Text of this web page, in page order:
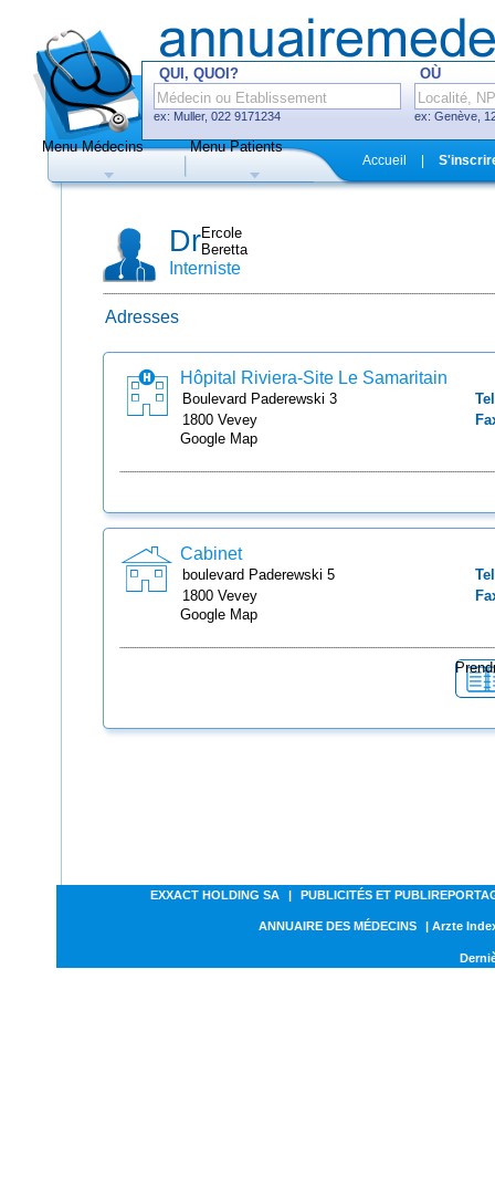
QUI, QUOI?
ex: Muller, 022 9171234
OÙ
ex: Genève,
Hôpitaux, cliniques
de prise de rendez-vous en ligne
Menu Médecins Menu Patients
Accueil
DrErcole
Beretta
Interniste
Adresses
Hôpital Riviera-Site Le Samaritain
Boulevard Paderewski 3
1800 Vevey
Google Map
Cabinet
boulevard Paderewski 5
1800 Vevey
Google Map
EXXACT HOLDING SA | PUBLICITÉS ET
ANNUAIRE DES MÉDECINS | Arzte